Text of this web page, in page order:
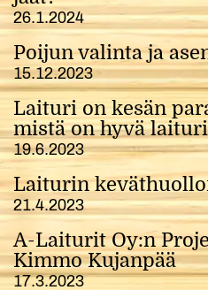
26.1.2024
Poijun valinta ja
15.12.2023
Laituri on kesän
mistä on hyvä
19.6.2023
Laiturin
21.4.2023
A-Laiturit Oy:n
Kimmo Kujanpää
17.3.2023